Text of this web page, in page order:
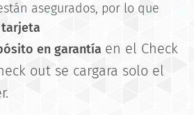
asegurados, por lo que
tarjeta
en garantía en el Check
out se cargara solo el